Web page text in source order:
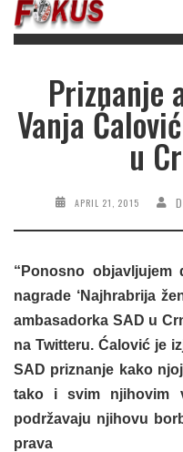
Priznanje
Vanja
u
APRIL 21, 2015
“Ponosno objavljujem
nagrade ‘Najhrabrija
ambasadorka SAD u
na Twitteru. Ćalović je
SAD priznanje kako
tako i svim njihovim
podržavaju njihovu
prava